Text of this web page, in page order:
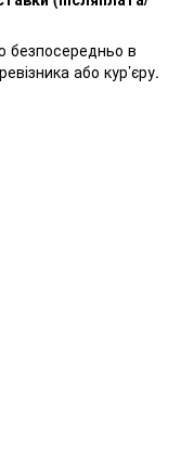
безпосередньо в
або кур’єру.